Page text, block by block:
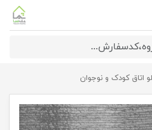
اتاق کودک و نوجوان